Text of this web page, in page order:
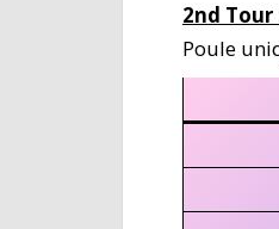
2nd Tour
Poule